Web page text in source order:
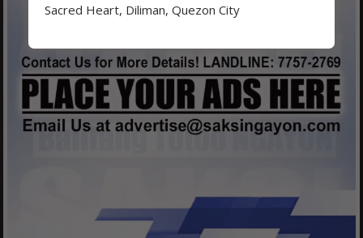
Sacred Heart, Diliman, Quezon City